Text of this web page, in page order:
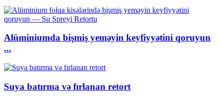
Alüminiumda bişmiş yeməyin keyfiyyətini qoruyun
...
Suya batırma və fırlanan retort